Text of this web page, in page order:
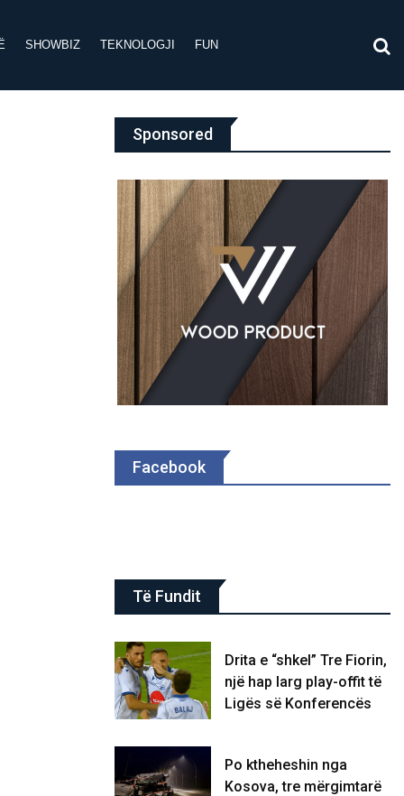
SHOWBIZ TEKNOLOGJI FUN
Sponsored
Facebook
Të Fundit
Drita e “shkel” Tre Fiorin,
një hap larg play-offit të
Ligës së Konferencës
Po ktheheshin nga
Kosova, tre mërgimtarë